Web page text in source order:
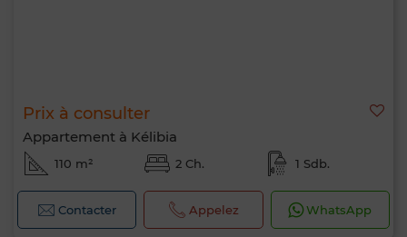
Prix à consulter
Appartement à Kélibia
110 m² 2 Ch. 1 Sdb.
Contacter Appelez WhatsApp